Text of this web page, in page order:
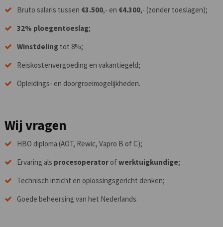
Bruto salaris tussen €3.500,- en €4.300,- (zonder toeslagen);
32% ploegentoeslag;
Winstdelingtot 8%;
Reiskostenvergoeding en vakantiegeld;
Opleidings- en doorgroeimogelijkheden.
Wij vragen
HBO diploma (AOT, Rewic, Vapro B of C);
Ervaring als procesoperatorofwerktuigkundige;
Technisch inzicht en oplossingsgericht denken;
Goede beheersing van het Nederlands.